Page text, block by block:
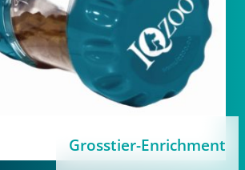
Grosstier-Enrichment